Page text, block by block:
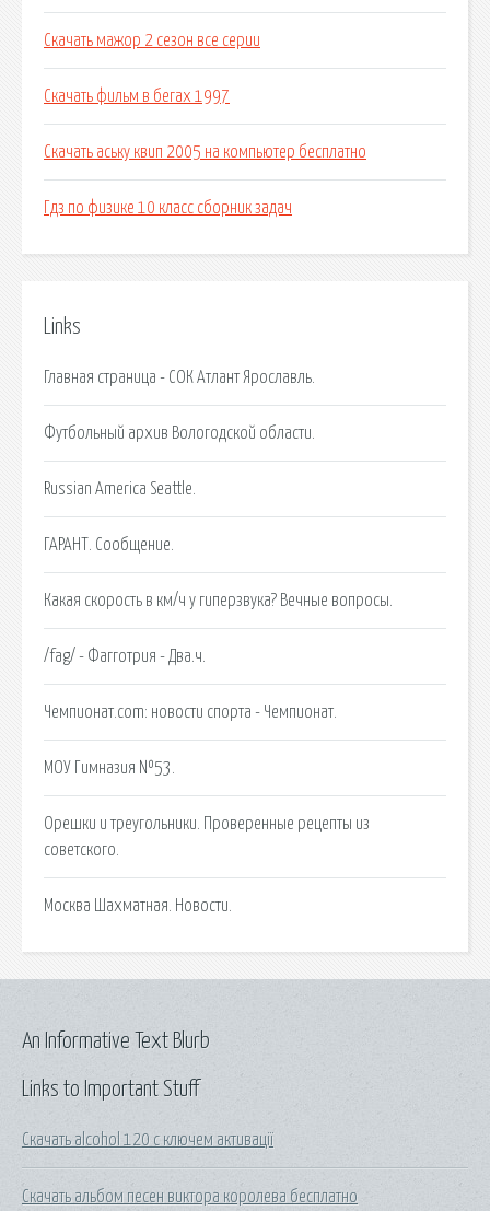
Скачать мажор 2 сезон все серии
Скачать фильм в бегах 1997
Скачать аську квип 2005 на компьютер бесплатно
Гдз по физике 10 класс сборник задач
Links
Главная страница - СОК Атлант Ярославль.
Футбольный архив Вологодской области.
Russian America Seattle.
ГАРАНТ. Сообщение.
Какая скорость в км/ч у гиперзвука? Вечные вопросы.
/fag/ - Фагготрия - Два.ч.
Чемпионат.com: новости спорта - Чемпионат.
МОУ Гимназия №53.
Орешки и треугольники. Проверенные рецепты из
советского.
Москва Шахматная. Новости.
Links to Important Stuff
Скачать alcohol 120 с ключем активації
Скачать альбом песен виктора королева бесплатно
An Informative Text Blurb